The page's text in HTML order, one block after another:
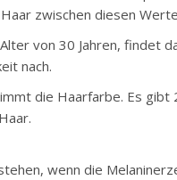
zwischen diesen
von 30 Jahren, findet
nach.
die Haarfarbe. Es gibt
wenn die